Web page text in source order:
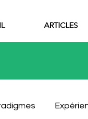
ARTICLES